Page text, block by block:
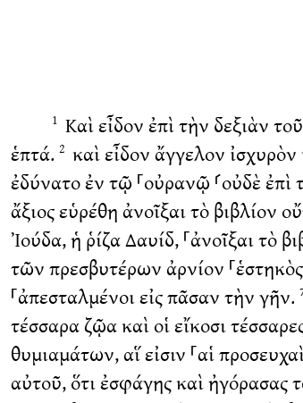
1 Καὶ εἶδον ἐπὶ τὴν δεξιὰν
ἑπτά. 2 καὶ εἶδον ἄγγελον
ἐδύνατο ἐν τῷ ⸀οὐρανῷ ⸂οὐδὲ ἐπὶ
ἄξιος εὑρέθη ἀνοῖξαι τὸ βιβλίον
Ἰούδα, ἡ ῥίζα Δαυίδ, ⸀ἀνοῖξαι τὸ
τῶν πρεσβυτέρων ἀρνίον
⸀ἀπεσταλμένοι εἰς πᾶσαν τὴν γῆν.
τέσσαρα ζῷα καὶ οἱ εἴκοσι
θυμιαμάτων, αἵ εἰσιν ⸀αἱ
αὐτοῦ, ὅτι ἐσφάγης καὶ